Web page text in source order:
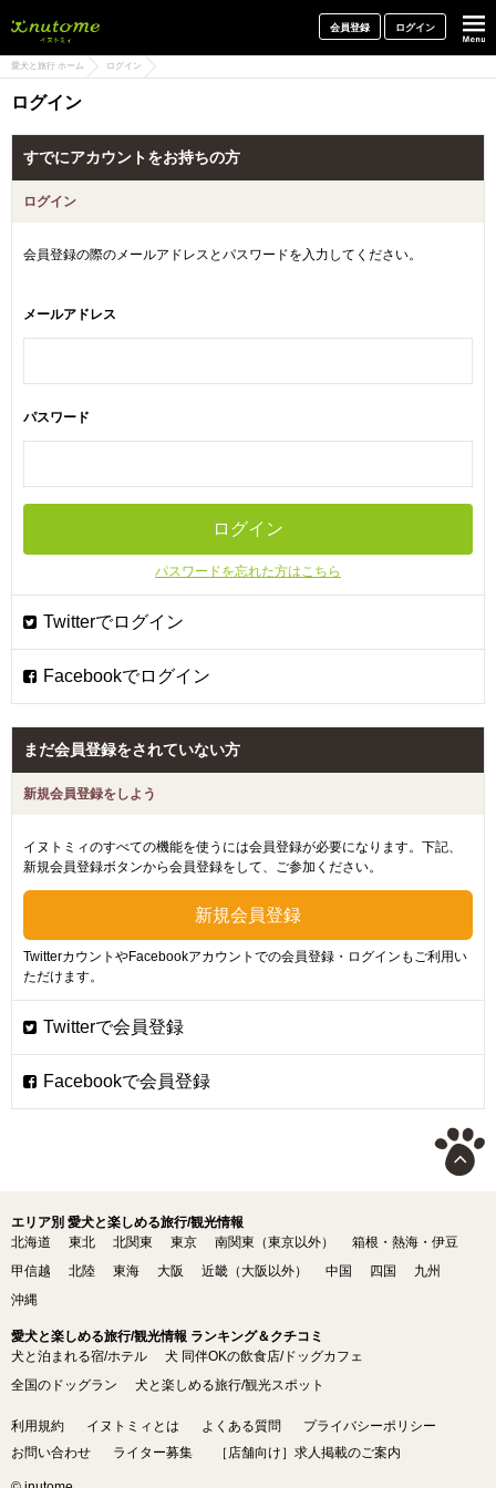
会員登録 ログイン
愛犬と旅行 ホーム ログイン
ログイン
すでにアカウントをお持ちの方
ログイン
会員登録の際のメールアドレスとパスワードを入力してください。
メールアドレス
パスワード
パスワードを忘れた方はこちら
まだ会員登録をされていない方
新規会員登録をしよう
イヌトミィのすべての機能を使うには会員登録が必要になります。下記、
新規会員登録ボタンから会員登録をして、ご参加ください。
TwitterカウントやFacebookアカウントでの会員登録・ログインもご利用い
ただけます。
エリア別 愛犬と楽しめる旅行/観光情報
北海道
東北 北関東 東京 南関東（東京以外）
箱根・熱海・伊豆
甲信越
北陸 東海 大阪 近畿（大阪以外） 中国 四国
九州
沖縄
愛犬と楽しめる旅行/観光情報 ランキング＆クチコミ
犬と泊まれる宿/ホテル
犬 同伴OKの飲食店/ドッグカフェ
全国のドッグラン
犬と楽しめる旅行/観光スポット
利用規約 イヌトミィとは よくある質問
プライバシーポリシー
お問い合わせ
ライター募集 ［店舗向け］求人掲載のご案内